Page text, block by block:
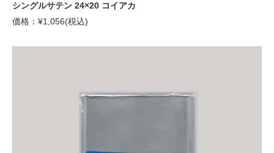
シングルサテン 24×20 コイアカ
価格：¥1,056(税込)